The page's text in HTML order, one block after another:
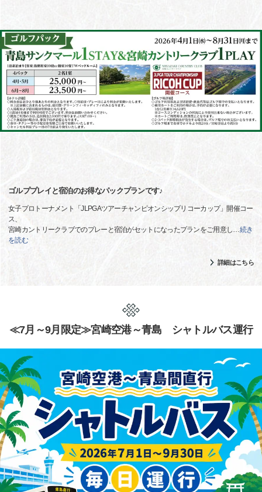
ゴルププレイと宿泊のお得なパックプランです♪
女子プロトーナメント「JLPGAツアーチャンピオンシップリコーカップ」開催コー
ス、
宮崎カントリークラブでのプレーと宿泊がセットになったプランをご用意し…続き
を読む
詳細はこちら
≪7月～9月限定≫宮崎空港～青島 シャトルバス運行